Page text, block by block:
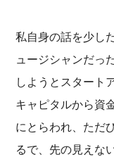
私自身の話を少し
ュージシャンだっ
しようとスタート
キャピタルから資
にとらわれ、ただ
るで、先の見えな